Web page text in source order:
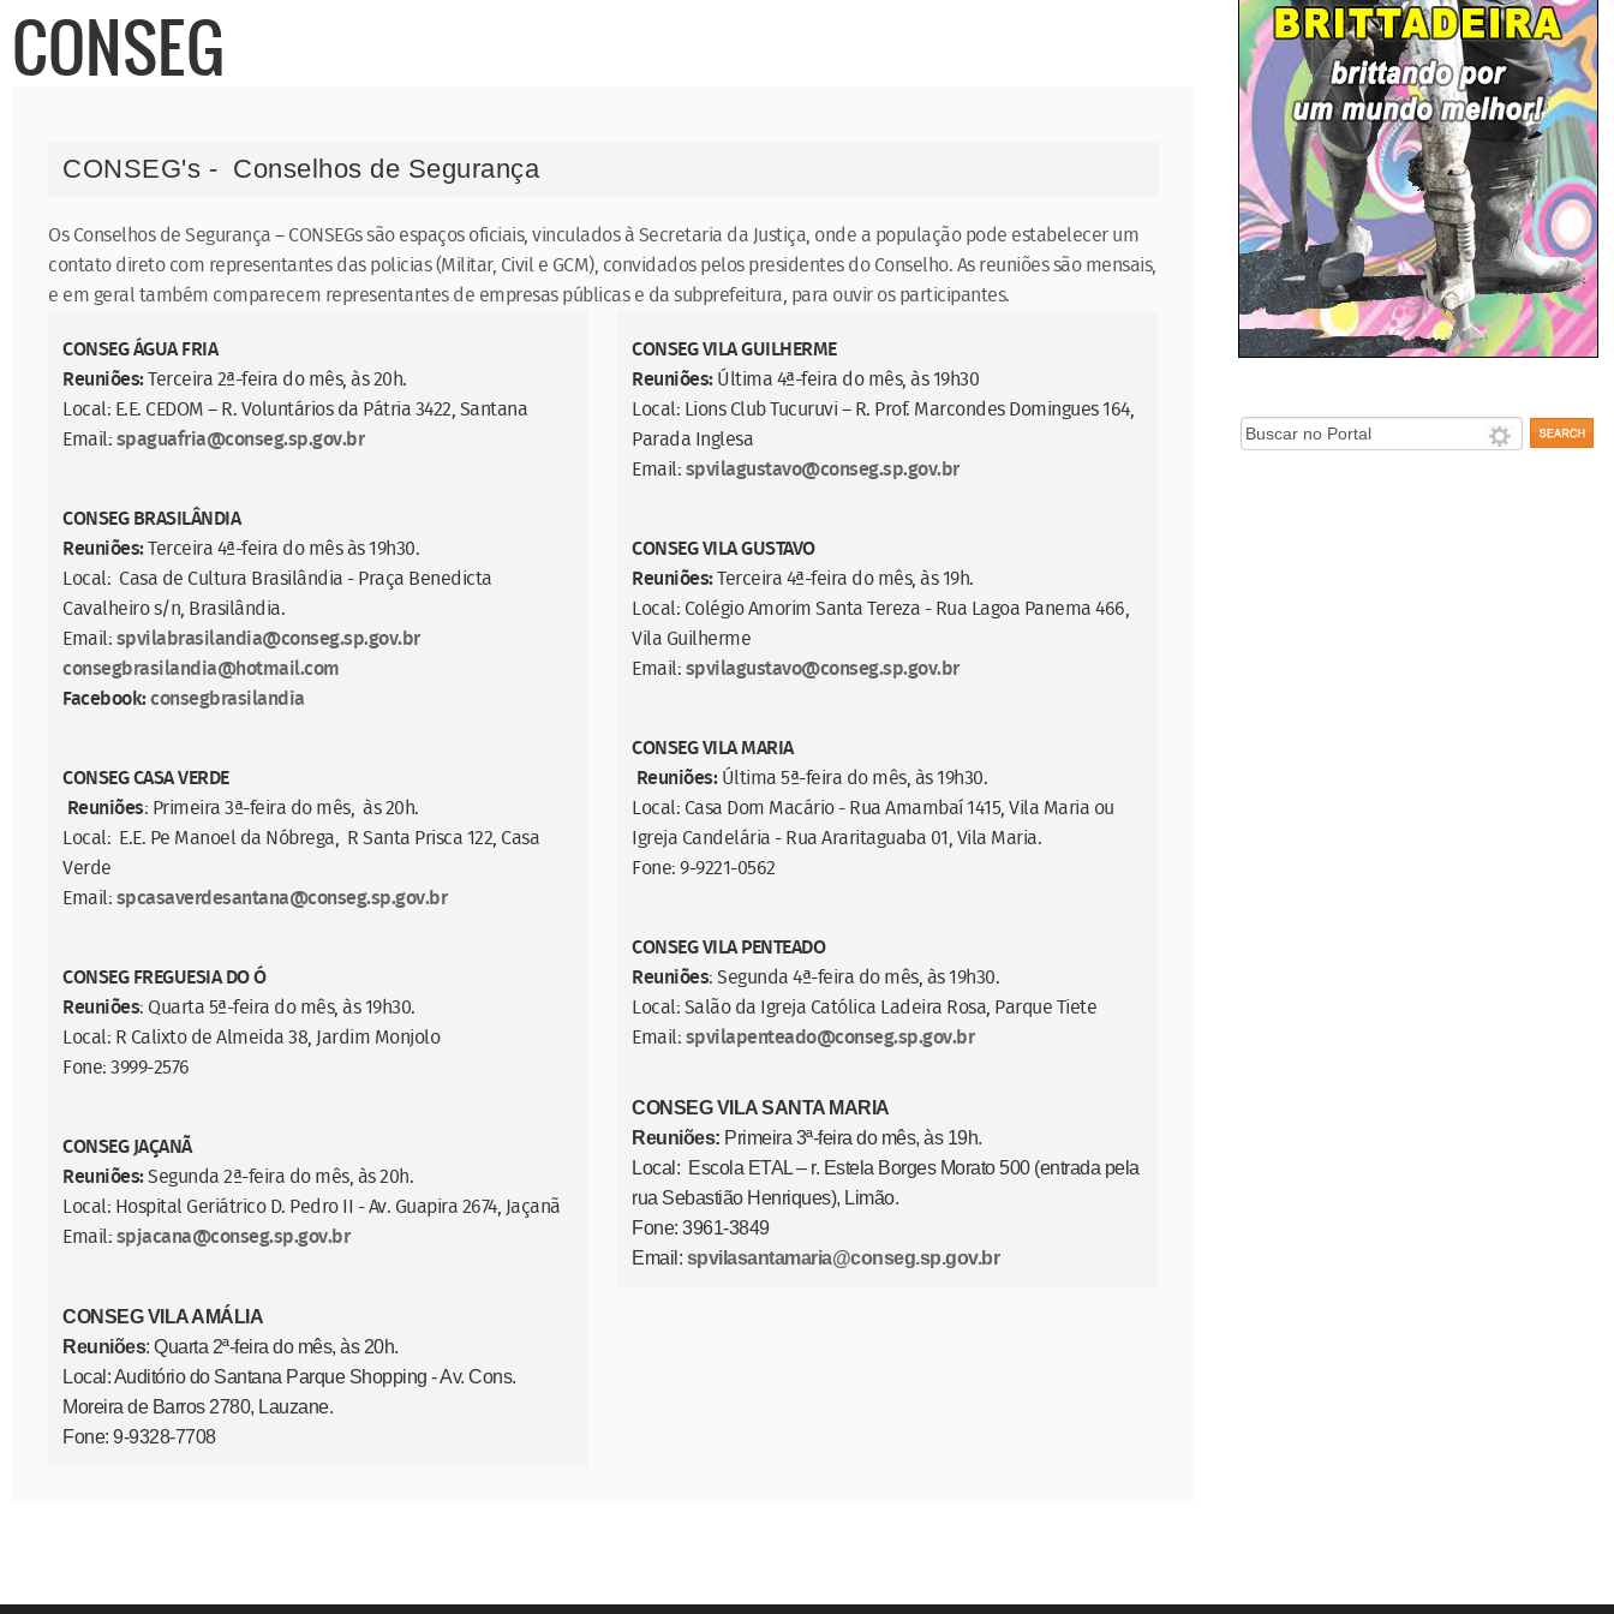
CONSEG
CONSEG's - Conselhos de Segurança
Os Conselhos de Segurança – CONSEGs são espaços oficiais, vinculados à Secretaria da Justiça, onde a população pode estabelecer um
contato direto com representantes das policias (Militar, Civil e GCM), convidados pelos presidentes do Conselho. As reuniões são mensais,
e em geral também comparecem representantes de empresas públicas e da subprefeitura, para ouvir os participantes.
CONSEG ÁGUA FRIA
Reuniões:Terceira 2ª-feira do mês, às 20h.
Local: E.E. CEDOM – R. Voluntários da Pátria 3422, Santana
Email:spaguafria@conseg.sp.gov.br
CONSEG BRASILÂNDIA
Reuniões:Terceira 4ª-feira do mês às 19h30.
Local: Casa de Cultura Brasilândia - Praça Benedicta
Cavalheiro s/n, Brasilândia.
Email:spvilabrasilandia@conseg.sp.gov.br
consegbrasilandia@hotmail.com
Facebook:consegbrasilandia
CONSEG CASA VERDE
Reuniões: Primeira 3ª-feira do mês, às 20h.
Local: E.E. Pe Manoel da Nóbrega, R Santa Prisca 122, Casa
Verde
Email:spcasaverdesantana@conseg.sp.gov.br
CONSEG FREGUESIA DO Ó
Reuniões: Quarta 5ª-feira do mês, às 19h30.
Local: R Calixto de Almeida 38, Jardim Monjolo
Fone: 3999-2576
CONSEG JAÇANÃ
Reuniões:Segunda 2ª-feira do mês, às 20h.
Local: Hospital Geriátrico D. Pedro II - Av. Guapira 2674, Jaçanã
Email:spjacana@conseg.sp.gov.br
CONSEG VILA AMÁLIA
Reuniões: Quarta 2ª-feira do mês, às 20h.
Local: Auditório do Santana Parque Shopping - Av. Cons.
Moreira de Barros 2780, Lauzane.
Fone: 9-9328-7708
CONSEG VILA GUILHERME
Reuniões:Última 4ª-feira do mês, às 19h30
Local: Lions Club Tucuruvi – R. Prof. Marcondes Domingues 164,
Parada Inglesa
Email:spvilagustavo@conseg.sp.gov.br
CONSEG VILA GUSTAVO
Reuniões:Terceira 4ª-feira do mês, às 19h.
Local: Colégio Amorim Santa Tereza - Rua Lagoa Panema 466,
Vila Guilherme
Email:spvilagustavo@conseg.sp.gov.br
CONSEG VILA MARIA
Reuniões:Última 5ª-feira do mês, às 19h30.
Local: Casa Dom Macário - Rua Amambaí 1415, Vila Maria ou
Igreja Candelária - Rua Araritaguaba 01, Vila Maria.
Fone: 9-9221-0562
CONSEG VILA PENTEADO
Reuniões: Segunda 4ª-feira do mês, às 19h30.
Local: Salão da Igreja Católica Ladeira Rosa, Parque Tiete
Email:spvilapenteado@conseg.sp.gov.br
CONSEG VILA SANTA MARIA
Reuniões: Primeira 3ª-feira do mês, às 19h.
Local: Escola ETAL – r. Estela Borges Morato 500 (entrada pela
rua Sebastião Henriques), Limão.
Fone: 3961-3849
Email: spvilasantamaria@conseg.sp.gov.br